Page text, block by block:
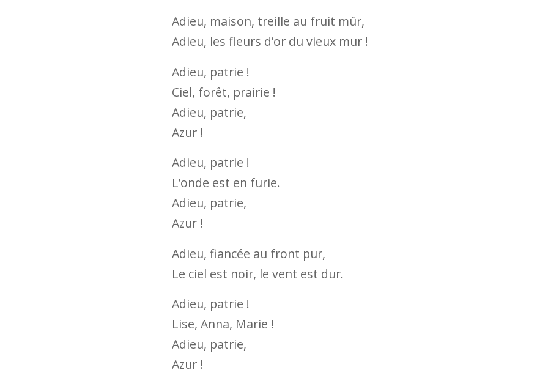
Adieu, maison, treille au fruit mûr,
Adieu, les fleurs d’or du vieux mur !
Adieu, patrie !
Ciel, forêt, prairie !
Adieu, patrie,
Azur !
Adieu, patrie !
L’onde est en furie.
Adieu, patrie,
Azur !
Adieu, fiancée au front pur,
Le ciel est noir, le vent est dur.
Adieu, patrie !
Lise, Anna, Marie !
Adieu, patrie,
Azur !